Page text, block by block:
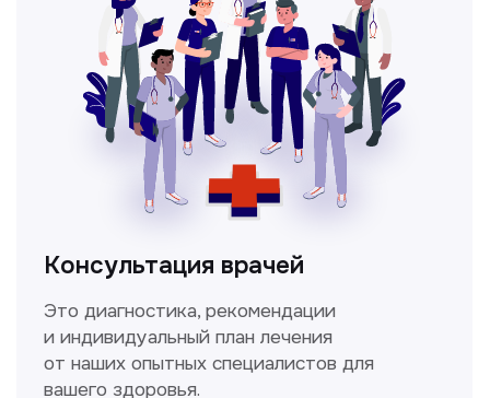
это комплексное обследование,
которое помогает оценить общее
состояние здоровья.